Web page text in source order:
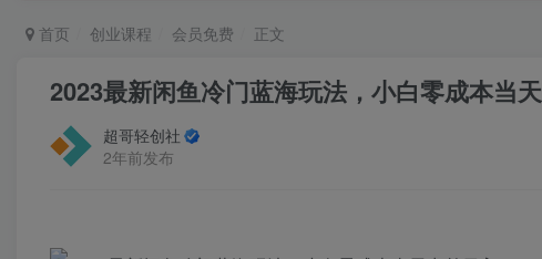
首页 创业课程 会员免费 正文
2023最新闲鱼冷门蓝海玩法，小白零成本当
超哥轻创社
2年前发布